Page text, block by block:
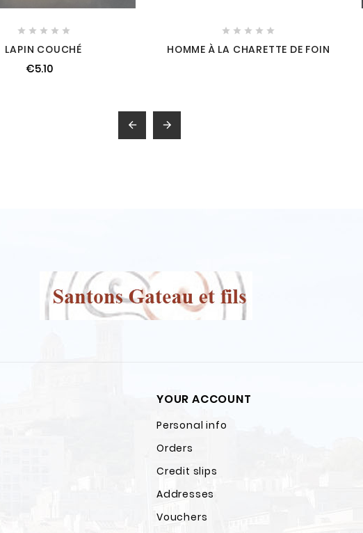
    
LAPIN COUCHÉ
€5.10
    
HOMME À LA CHARETTE DE FOIN
 
YOUR ACCOUNT
Personal info
Orders
Credit slips
Addresses
Vouchers